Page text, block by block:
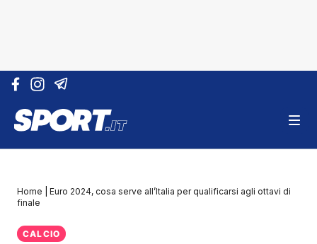
Vai al contenuto
Home
Euro 2024, cosa serve all’Italia per qualificarsi agli ottavi di
finale
CALCIO